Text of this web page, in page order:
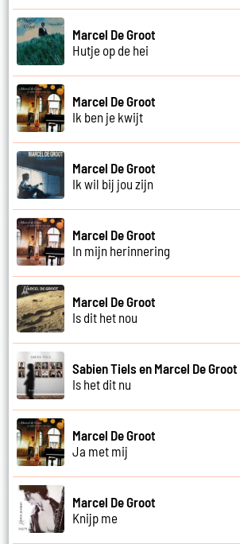
Marcel De Groot
Hutje op de hei
Marcel De Groot
Ik ben je kwijt
Marcel De Groot
Ik wil bij jou zijn
Marcel De Groot
In mijn herinnering
Marcel De Groot
Is dit het nou
Sabien Tiels en Marcel De Groot
Is het dit nu
Marcel De Groot
Ja met mij
Marcel De Groot
Knijp me